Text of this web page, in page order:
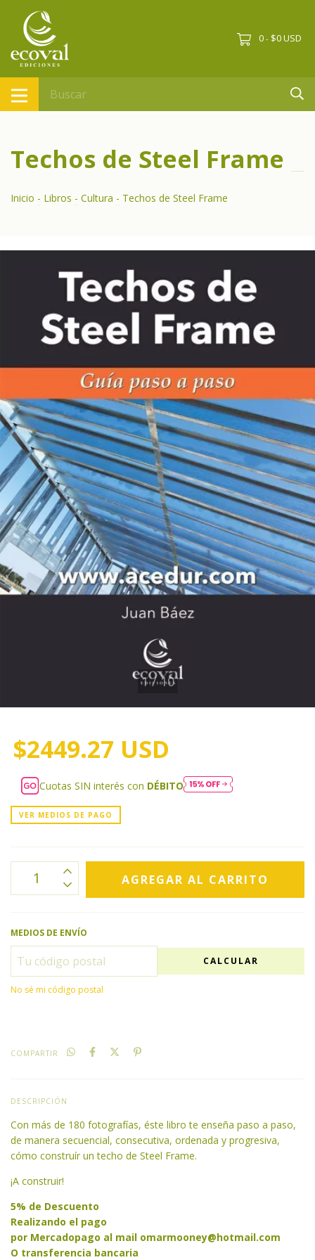
0 - $0 USD
Techos de Steel Frame
Inicio - Libros - Cultura - Techos de Steel Frame
1/10
$2449.27 USD
Cuotas SIN interés con DÉBITO
VER MEDIOS DE PAGO
MEDIOS DE ENVÍO
CALCULAR
No sé mi código postal
COMPARTIR
DESCRIPCIÓN
Con más de 180 fotografías, éste libro te enseña paso a paso,
de manera secuencial, consecutiva, ordenada y progresiva,
cómo construír un techo de Steel Frame.
¡A construir!
5% de Descuento
Realizando el pago
por Mercadopago al mail omarmooney@hotmail.com
O transferencia bancaria